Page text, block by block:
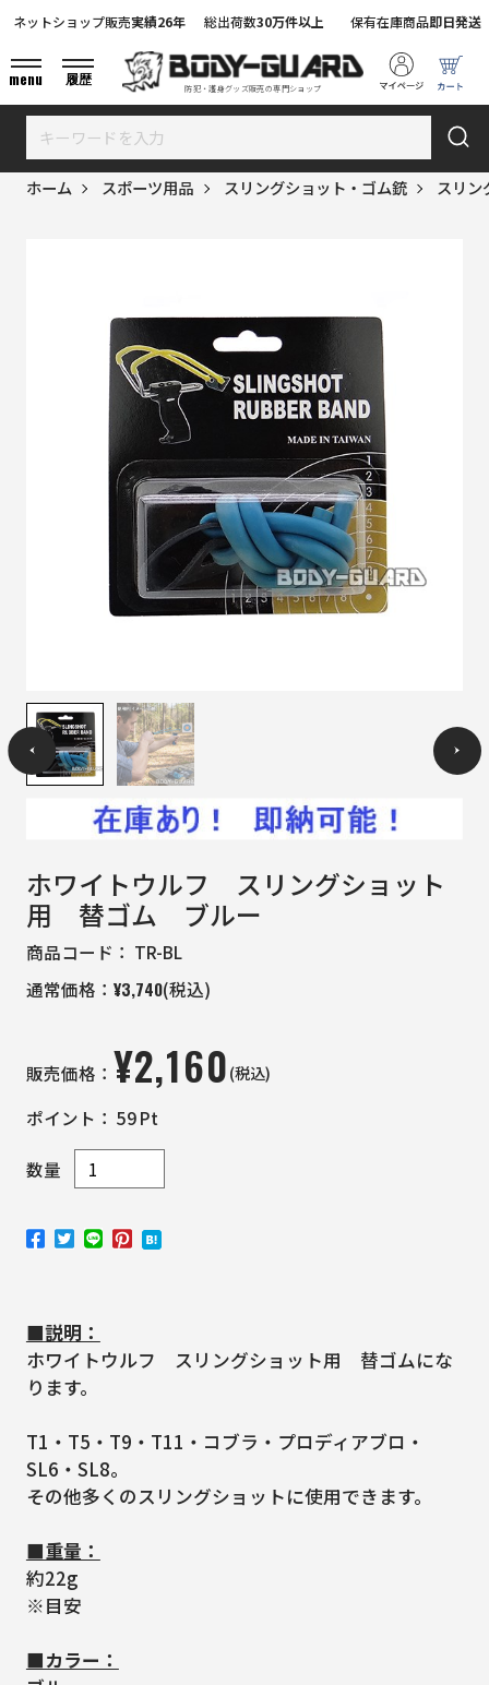
防犯・護身グッズ販売の専門ショップ
ネットショップ販売実績26年 総出荷数30万件以上 保有在庫商品即日発送
menu 履歴
ホーム スポーツ用品 スリングショット・ゴム銃 スリン
ホワイトウルフ スリングショット
用 替ゴム ブルー
商品コード： TR-BL
通常価格： ¥3,740(税込)
販売価格： ¥2,160(税込)
ポイント： 59Pt
数量
■説明：
ホワイトウルフ スリングショット用 替ゴムにな
ります。
T1・T5・T9・T11・コブラ・プロディアブロ・
SL6・SL8。
その他多くのスリングショットに使用できます。
■重量：
約22g
※目安
■カラー：